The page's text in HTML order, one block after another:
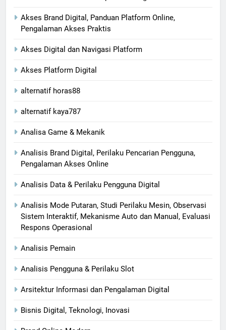
Akses Brand Digital, Panduan Platform Online,
Pengalaman Akses Praktis
Akses Digital dan Navigasi Platform
Akses Platform Digital
alternatif horas88
alternatif kaya787
Analisa Game & Mekanik
Analisis Brand Digital, Perilaku Pencarian Pengguna,
Pengalaman Akses Online
Analisis Data & Perilaku Pengguna Digital
Analisis Mode Putaran, Studi Perilaku Mesin, Observasi
Sistem Interaktif, Mekanisme Auto dan Manual, Evaluasi
Respons Operasional
Analisis Pemain
Analisis Pengguna & Perilaku Slot
Arsitektur Informasi dan Pengalaman Digital
Bisnis Digital, Teknologi, Inovasi​